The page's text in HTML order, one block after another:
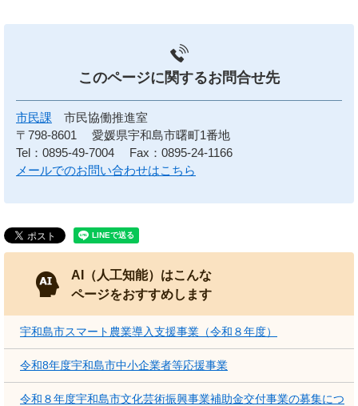
このページに関するお問合せ先
市民課
市民協働推進室
〒798-8601
愛媛県宇和島市曙町1番地
Tel：0895-49-7004
Fax：0895-24-1166
メールでのお問い合わせはこちら
AI（人工知能）はこんな
ページをおすすめします
宇和島市スマート農業導入支援事業（令和８年度）
令和8年度宇和島市中小企業者等応援事業
令和８年度宇和島市文化芸術振興事業補助金交付事業の募集につ